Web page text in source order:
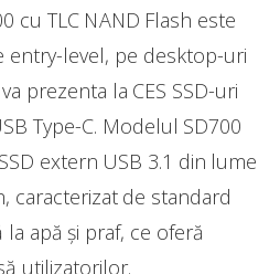
cu TLC NAND Flash este
entry-level, pe desktop-uri
prezenta la CES SSD-uri
Type-C. Modelul SD700
extern USB 3.1 din lume
caracterizat de standard
apă și praf, ce oferă
utilizatorilor.